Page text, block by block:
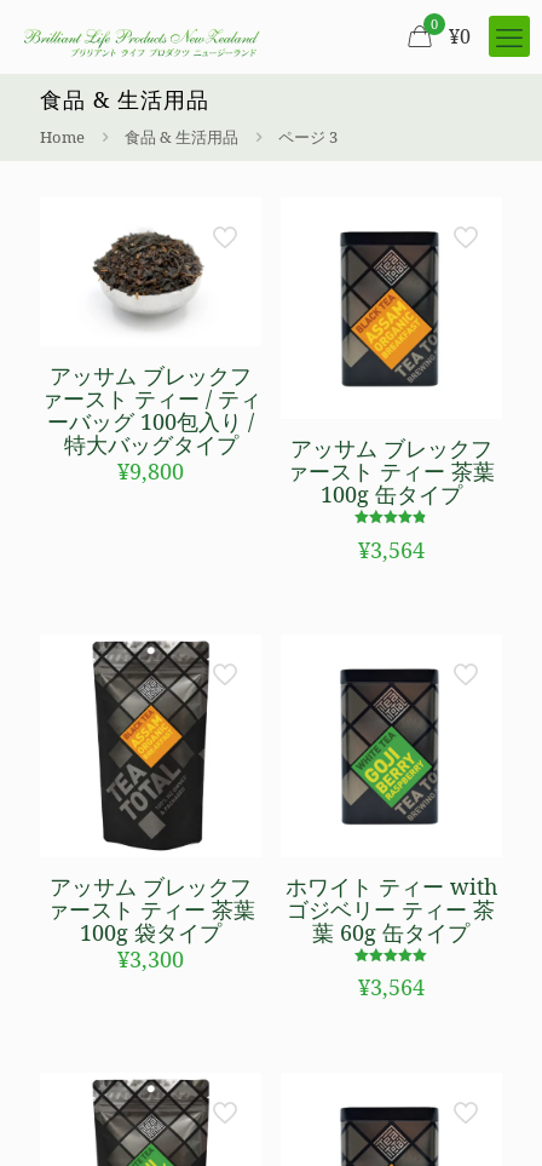
0 ¥0
食品 & 生活用品
Home 食品 & 生活用品 ページ 3
アッサム ブレックフ
ァースト ティー / ティ
ーバッグ 100包入り /
特大バッグタイプ
¥9,800
アッサム ブレックフ
ァースト ティー 茶葉
100g 缶タイプ
4.80
の評価
¥3,564
アッサム ブレックフ
ァースト ティー 茶葉
100g 袋タイプ
¥3,300
ホワイト ティー with
ゴジベリー ティー 茶
葉 60g 缶タイプ
5.00
の評価
¥3,564